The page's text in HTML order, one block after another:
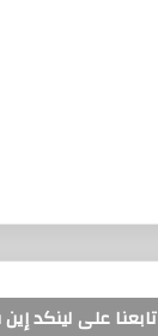
تابعنا على لينكد إين Linkedin